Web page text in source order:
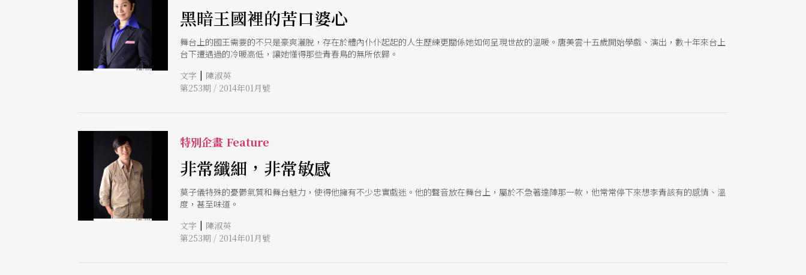
黑暗王國裡的苦口婆心
舞台上的國王需要的不只是豪爽灑脫，存在於體內仆仆起起的人生歷練更關係她如何呈現世故的溫暖。唐美雲十五歲開始學戲、演出，數十年來台上
台下遭遇過的冷暖高低，讓她懂得那些青春鳥的無所依歸。
文字 | 陳淑英
第253期 / 2014年01月號
特別企畫 Feature
非常纖細，非常敏感
莫子儀特殊的憂鬱氣質和舞台魅力，使得他擁有不少忠實戲迷。他的聲音放在舞台上，屬於不急著達陣那一款，他常常停下來想李青該有的感情、溫
度，甚至味道。
文字 | 陳淑英
第253期 / 2014年01月號